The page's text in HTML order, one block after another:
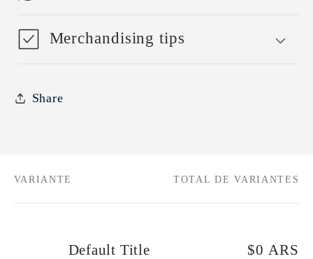
Merchandising tips
Share
Tu
VARIANTE TOTAL DE VARIANTES
Default Title $0 ARS